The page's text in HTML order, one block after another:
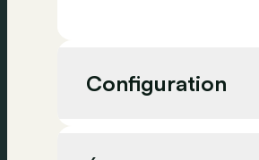
Configuration